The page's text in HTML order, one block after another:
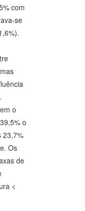
com
se
o
o
23,7%
Os
de
<